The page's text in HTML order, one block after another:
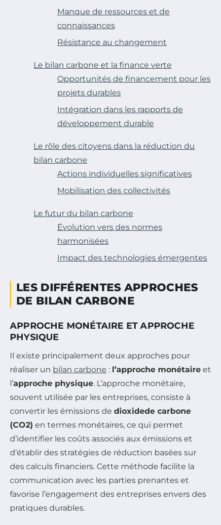
Manque de ressources et de
connaissances
Résistance au changement
Le bilan carbone et la finance verte
Opportunités de financement pour les
projets durables
Intégration dans les rapports de
développement durable
Le rôle des citoyens dans la réduction du
bilan carbone
Actions individuelles significatives
Mobilisation des collectivités
Le futur du bilan carbone
Évolution vers des normes
harmonisées
Impact des technologies émergentes
LES DIFFÉRENTES APPROCHES
DE BILAN CARBONE
APPROCHE MONÉTAIRE ET APPROCHE
PHYSIQUE
Il existe principalement deux approches pour
réaliser un bilan carbone : l’approche monétaire et
l’approche physique. L’approche monétaire,
souvent utilisée par les entreprises, consiste à
convertir les émissions de dioxidede carbone
(CO2) en termes monétaires, ce qui permet
d’identifier les coûts associés aux émissions et
d’établir des stratégies de réduction basées sur
des calculs financiers. Cette méthode facilite la
communication avec les parties prenantes et
favorise l’engagement des entreprises envers des
pratiques durables.